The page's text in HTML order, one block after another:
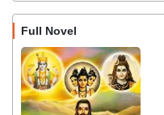
Full Novel